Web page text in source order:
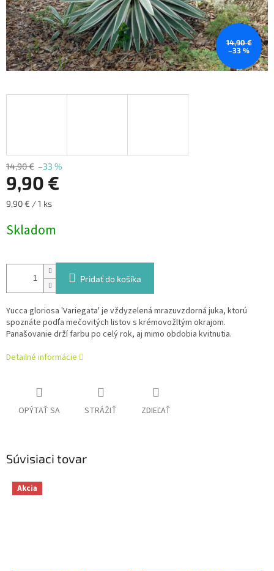
14,90 €
–33 %
14,90 € –33 %
9,90 €
Jednotková
9,90 € / 1 ks
Skladom
Pridať do košíka
Yucca gloriosa 'Variegata' je vždyzelená mrazuvzdorná juka, ktorú
spoznáte podľa mečovitých listov s krémovožltým okrajom.
Panašovanie drží farbu po celý rok, aj mimo obdobia kvitnutia.
Detailné informácie
OPÝTAŤ SA STRÁŽIŤ ZDIEĽAŤ
Súvisiaci tovar
Akcia